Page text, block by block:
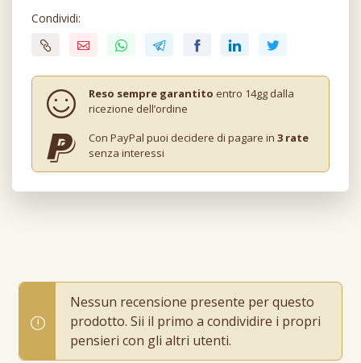
Condividi:
Reso sempre garantito entro 14gg dalla
ricezione dell’ordine
Con PayPal puoi decidere di pagare in 3 rate
senza interessi
Nessun recensione presente per questo
prodotto. Sii il primo a condividire i propri
pensieri con gli altri utenti.